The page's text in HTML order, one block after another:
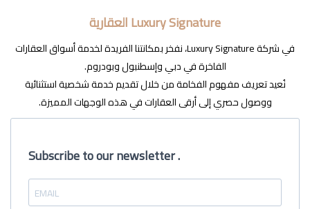
Luxury Signature العقارية
في شركة Luxury Signature، نفخر بمكانتنا الفريدة لخدمة أسواق العقارات
الفاخرة في دبي وإسطنبول وبودروم.
نُعيد تعريف مفهوم الفخامة من خلال تقديم خدمة شخصية استثنائية
ووصول حصري إلى أرقى العقارات في هذه الوجهات المميزة.
Subscribe to our newsletter .